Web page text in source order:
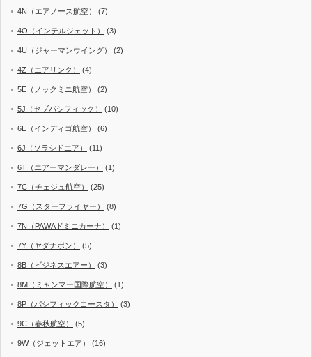
4N（エアノース航空） (7)
4O（インテルジェット） (3)
4U（ジャーマンウイング） (2)
4Z（エアリンク） (4)
5E（ノックミニ航空） (2)
5J（セブパシフィック） (10)
6E（インディゴ航空） (6)
6J（ソラシドエア） (11)
6T（エアーマンダレー） (1)
7C（チェジュ航空） (25)
7G（スターフライヤー） (8)
7N（PAWAドミニカーナ） (1)
7Y（ヤダナポン） (5)
8B（ビジネスエアー） (3)
8M（ミャンマー国際航空） (1)
8P（パシフィックコースタ） (3)
9C（春秋航空） (5)
9W（ジェットエア） (16)